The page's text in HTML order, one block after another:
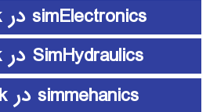
simElectronics در Simulink
SimHydraulics در simulink
simmehanics در simulink